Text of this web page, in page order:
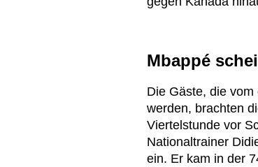
Mbappé
Die Gäste, die
werden, brachten
Viertelstunde vor
Nationaltrainer
ein. Er kam in der